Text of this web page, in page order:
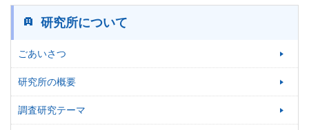
研究所について
ごあいさつ
研究所の概要
調査研究テーマ